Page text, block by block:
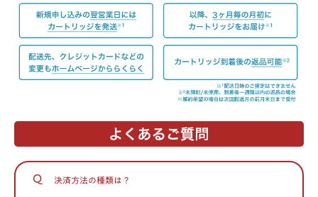
Q 決済方法の種類は？